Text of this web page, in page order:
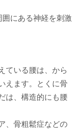
囲にある神経を刺激
ている腰は、から
えます。とくに骨
は、構造的にも腰
、骨粗鬆症などの